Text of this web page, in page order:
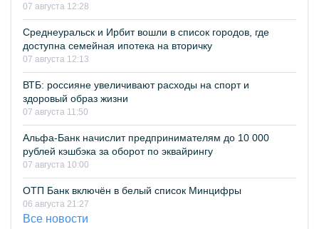
07 августа 12:28
Среднеуральск и Ирбит вошли в список городов, где
доступна семейная ипотека на вторичку
07 августа 12:13
ВТБ: россияне увеличивают расходы на спорт и
здоровый образ жизни
07 августа 11:50
Альфа-Банк начислит предпринимателям до 10 000
рублей кэшбэка за оборот по эквайрингу
07 августа 10:00
ОТП Банк включён в белый список Минцифры
06 августа 21:27
Все новости